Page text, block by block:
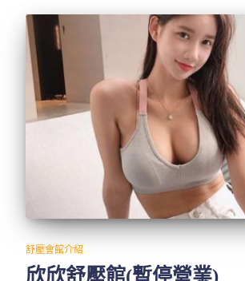
舒壓會館介紹
欣欣舒壓館(暫停營業)